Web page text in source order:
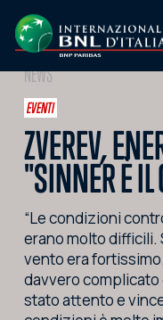
NEWS
EVENTI
ZVEREV,
"SINNER È IL
“Le condizioni
erano molto
vento era
davvero
stato attento e
IT EN
L'EVENTO
NEWS
VIDEO
FOTO
SOCIAL